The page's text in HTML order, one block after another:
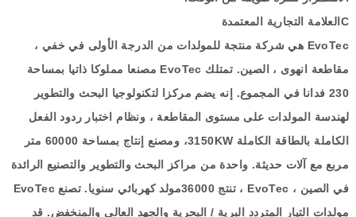
Cالعلامة التجارية المعتمدة
EvoTec هي شركة منتجة للمولدات من الدرجة الأولى في خفي ،
مقاطعة انهوى ، الصين. تمتلك EvoTec مصنعا مملوكا ذاتيا بمساحة
230 فدانا في المجموع. إنه يضم مركزا لتكنولوجيا البحث والتطوير
لهندسة المولدات على مستوى المقاطعة ، ونظام اختبار ردود الفعل
الكاملة بالطاقة الكاملة
3150KW ، ومصنع إنتاج بمساحة 60000 متر
مربع مع آلات حديثة. واحدة من مراكز البحث والتطوير والتصنيع الرائدة
في الصين ، EvoTec ، تنتج 36000مولد كهربائي سنويا. تصنع EvoTec
مولدات التيار المتردد البرية / البحرية والجهد العالي والمنخفض. قد